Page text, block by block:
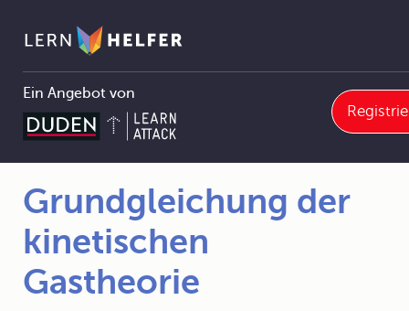
Ein Angebot von
Pfadnavigation
3.3.2 Kinetische Gastheorie Grundgleichung der kinetischen Gastheorie
Grundgleichung der
kinetischen
Gastheorie